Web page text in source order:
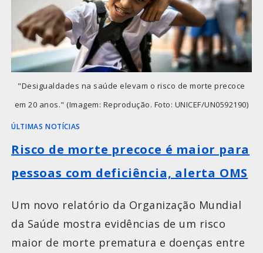
"Desigualdades na saúde elevam o risco de morte precoce
em 20 anos." (Imagem: Reprodução. Foto: UNICEF/UN0592190)
ÚLTIMAS NOTÍCIAS
Risco de morte precoce é maior para
pessoas com deficiência, alerta OMS
Um novo relatório da Organização Mundial
da Saúde mostra evidências de um risco
maior de morte prematura e doenças entre